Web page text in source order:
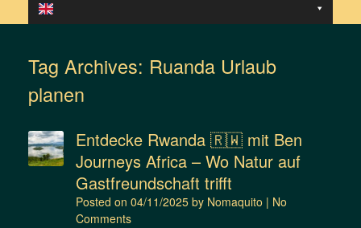
Tag Archives: Ruanda Urlaub
planen
Entdecke Rwanda 🇷🇼 mit Ben
Journeys Africa – Wo Natur auf
Gastfreundschaft trifft
Posted on 04/11/2025 by Nomaquito | No
Comments